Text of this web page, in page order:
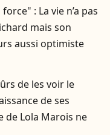
: La vie n’a pas
mais son
aussi optimiste
de les voir le
de ses
de Lola Marois ne